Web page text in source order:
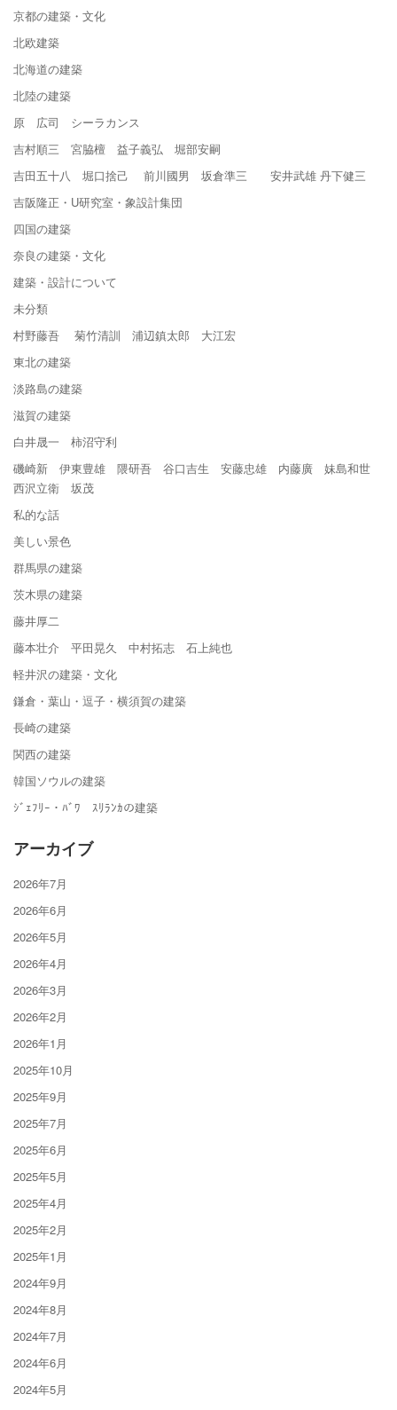
京都の建築・文化
北欧建築
北海道の建築
北陸の建築
原 広司 シーラカンス
吉村順三 宮脇檀 益子義弘 堀部安嗣
吉田五十八 堀口捨己 前川國男 坂倉準三 安井武雄 丹下健三
吉阪隆正・U研究室・象設計集団
四国の建築
奈良の建築・文化
建築・設計について
未分類
村野藤吾 菊竹清訓 浦辺鎮太郎 大江宏
東北の建築
淡路島の建築
滋賀の建築
白井晟一 柿沼守利
磯崎新 伊東豊雄 隈研吾 谷口吉生 安藤忠雄 内藤廣 妹島和世
西沢立衛 坂茂
私的な話
美しい景色
群馬県の建築
茨木県の建築
藤井厚二
藤本壮介 平田晃久 中村拓志 石上純也
軽井沢の建築・文化
鎌倉・葉山・逗子・横須賀の建築
長崎の建築
関西の建築
韓国ソウルの建築
ｼﾞｪﾌﾘｰ・ﾊﾞﾜ ｽﾘﾗﾝｶの建築
アーカイブ
2026年7月
2026年6月
2026年5月
2026年4月
2026年3月
2026年2月
2026年1月
2025年10月
2025年9月
2025年7月
2025年6月
2025年5月
2025年4月
2025年2月
2025年1月
2024年9月
2024年8月
2024年7月
2024年6月
2024年5月